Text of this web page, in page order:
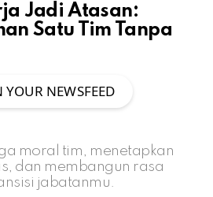
Jadi Atasan:
Satu Tim Tanpa
YOUR NEWSFEED
moral tim, menetapkan
dan membangun rasa
jabatanmu.